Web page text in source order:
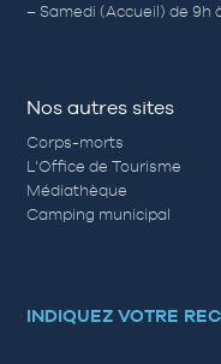
– Samedi (Accueil) de 9h
Nos autres sites
Corps-morts
L’Office de Tourisme
Médiathèque
Camping municipal
INDIQUEZ VOTRE